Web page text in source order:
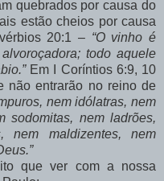
quebrados por causa do
estão cheios por causa
20:1 – “O vinho é
todo aquele
Em I Coríntios 6:9, 10
não entrarão no reino de
nem idólatras, nem
sodomitas, nem ladrões,
nem maldizentes, nem
que ver com a nossa